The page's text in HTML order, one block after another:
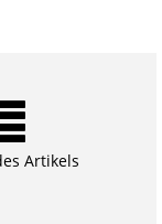
Artikels